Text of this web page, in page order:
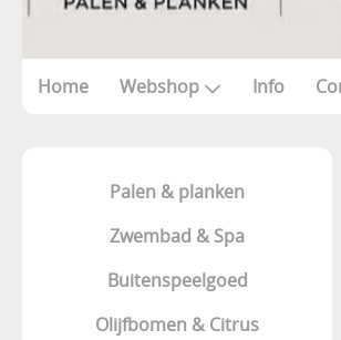
Home Webshop Info
Palen & planken
Zwembad & Spa
Buitenspeelgoed
Olijfbomen & Citrus